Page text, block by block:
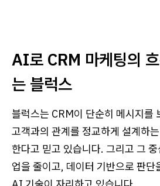
AI로 CRM 마케팅의
는 블럭스
블럭스는 CRM이 단순히 메시지를
고객과의 관계를 정교하게 설계하
한다고 믿고 있습니다. 그리고 그
업을 줄이고, 데이터 기반으로 판단